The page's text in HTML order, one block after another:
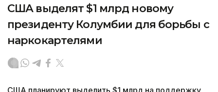
США выделят $1 млрд новому
президенту Колумбии для борьбы с
наркокартелями
США планируют выделить $1 млрд на поддержку